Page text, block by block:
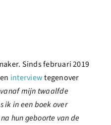
Sinds februari 2019
interviewtegenover
mijn twaalfde
ik in een boek over
hun geboorte van de